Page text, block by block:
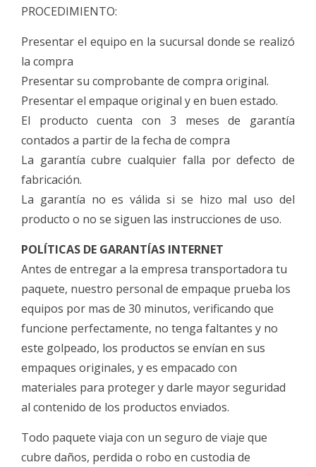
PROCEDIMIENTO:
Presentar el equipo en la sucursal donde se realizó
la compra
Presentar su comprobante de compra original.
Presentar el empaque original y en buen estado.
El producto cuenta con 3 meses de garantía
contados a partir de la fecha de compra
La garantía cubre cualquier falla por defecto de
fabricación.
La garantía no es válida si se hizo mal uso del
producto o no se siguen las instrucciones de uso.
POLÍTICAS DE GARANTÍAS INTERNET
Antes de entregar a la empresa transportadora tu
paquete, nuestro personal de empaque prueba los
equipos por mas de 30 minutos, verificando que
funcione perfectamente, no tenga faltantes y no
este golpeado, los productos se envían en sus
empaques originales, y es empacado con
materiales para proteger y darle mayor seguridad
al contenido de los productos enviados.
Todo paquete viaja con un seguro de viaje que
cubre daños, perdida o robo en custodia de